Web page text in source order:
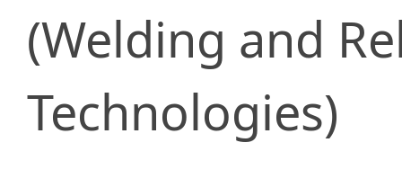
(Welding and
Technologies)